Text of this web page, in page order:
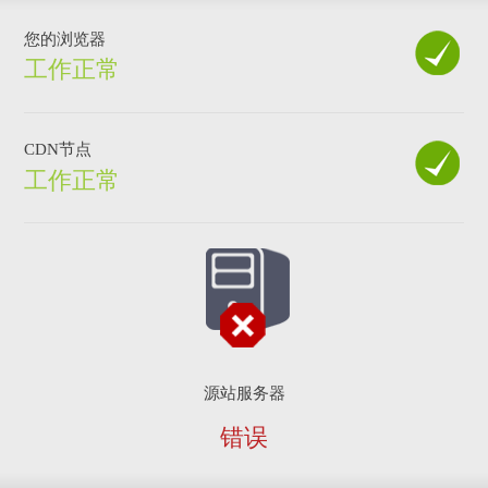
您的浏览器
工作正常
CDN节点
工作正常
源站服务器
错误